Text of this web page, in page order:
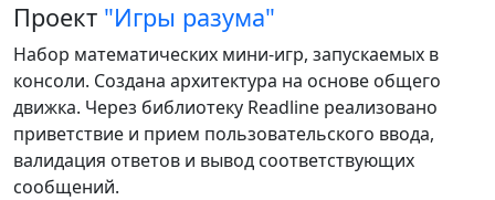
Проект "Игры разума"
Набор математических мини-игр, запускаемых в
консоли. Создана архитектура на основе общего
движка. Через библиотеку Readline реализовано
приветствие и прием пользовательского ввода,
валидация ответов и вывод соответствующих
сообщений.